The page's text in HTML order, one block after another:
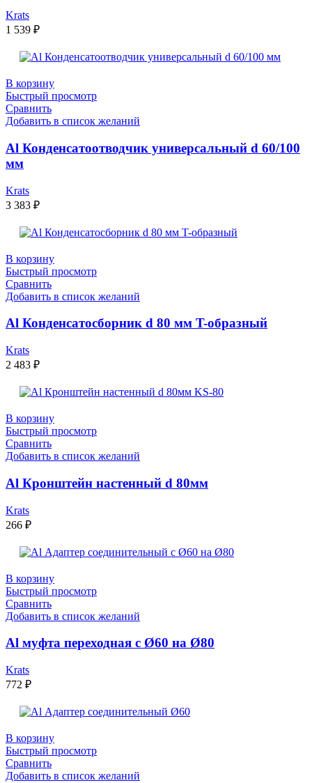
Krats
1 539 ₽
В корзину
Быстрый просмотр
Сравнить
Добавить в список желаний
Al Конденсатоотводчик универсальный d 60/100
мм
Krats
3 383 ₽
В корзину
Быстрый просмотр
Сравнить
Добавить в список желаний
Al Конденсатосборник d 80 мм T-образный
Krats
2 483 ₽
В корзину
Быстрый просмотр
Сравнить
Добавить в список желаний
Al Кронштейн настенный d 80мм
Krats
266 ₽
В корзину
Быстрый просмотр
Сравнить
Добавить в список желаний
Al муфта переходная с Ø60 на Ø80
Krats
772 ₽
В корзину
Быстрый просмотр
Сравнить
Добавить в список желаний